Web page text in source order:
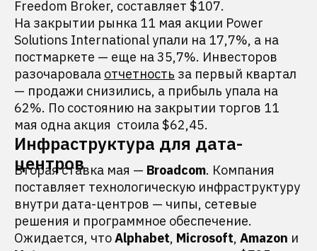
Freedom Broker, составляет $107.
На закрытии рынка 11 мая акции Power
Solutions International упали на 17,7%, а на
постмаркете — еще на 35,7%. Инвесторов
разочаровала отчетность за первый квартал
— продажи снизились, а прибыль упала на
62%. По состоянию на закрытии торгов 11
мая одна акция стоила $62,45.
Инфраструктура для дата-
центров
Вторая ставка мая — Broadcom. Компания
поставляет технологическую инфраструктуру
внутри дата-центров — чипы, сетевые
решения и программное обеспечение.
Ожидается, чтоAlphabet, Microsoft, Amazon и